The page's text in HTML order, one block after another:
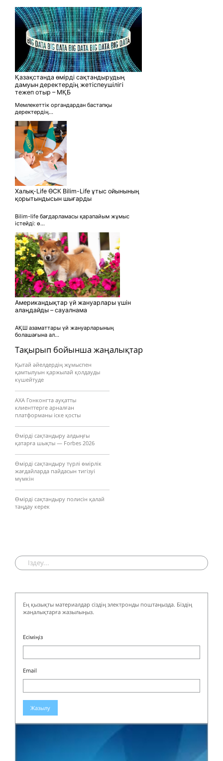
Тақырып бойынша жаңалықтар
Қытай әйелдердің жұмыспен
қамтылуын қаржылай қолдауды
күшейтуде
AXA Гонконгта ауқатты
клиенттерге арналған
платформаны іске қосты
Өмірді сақтандыру алдыңғы
қатарға шықты — Forbes 2026
Өмірді сақтандыру түрлі өмірлік
жағдайларда пайдасын тигізуі
мүмкін
Өмірді сақтандыру полисін қалай
таңдау керек
Қазақстанда өмірді сақтандырудың
дамуын деректердің жетіспеушілігі
тежеп отыр – МҚБ
Мемлекеттік органдардан бастапқы
деректердің...
Халық-Life ӨСК Bilim-Life ұтыс ойынының
қорытындысын шығарды
Bilim-life бағдарламасы қарапайым жұмыс
істейді: ө...
Американдықтар үй жануарлары үшін
алаңдайды – сауалнама
АҚШ азаматтары үй жануарларының
болашағына ал...
Ең қызықты материалдар сіздің электронды поштаңызда. Біздің
жаңалықтарға жазылыңыз.
Есіміңіз
Email
Жазылу